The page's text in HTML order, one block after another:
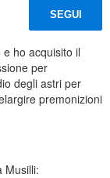
SEGUI
ho acquisito il
per
degli astri per
premonizioni
Musilli: